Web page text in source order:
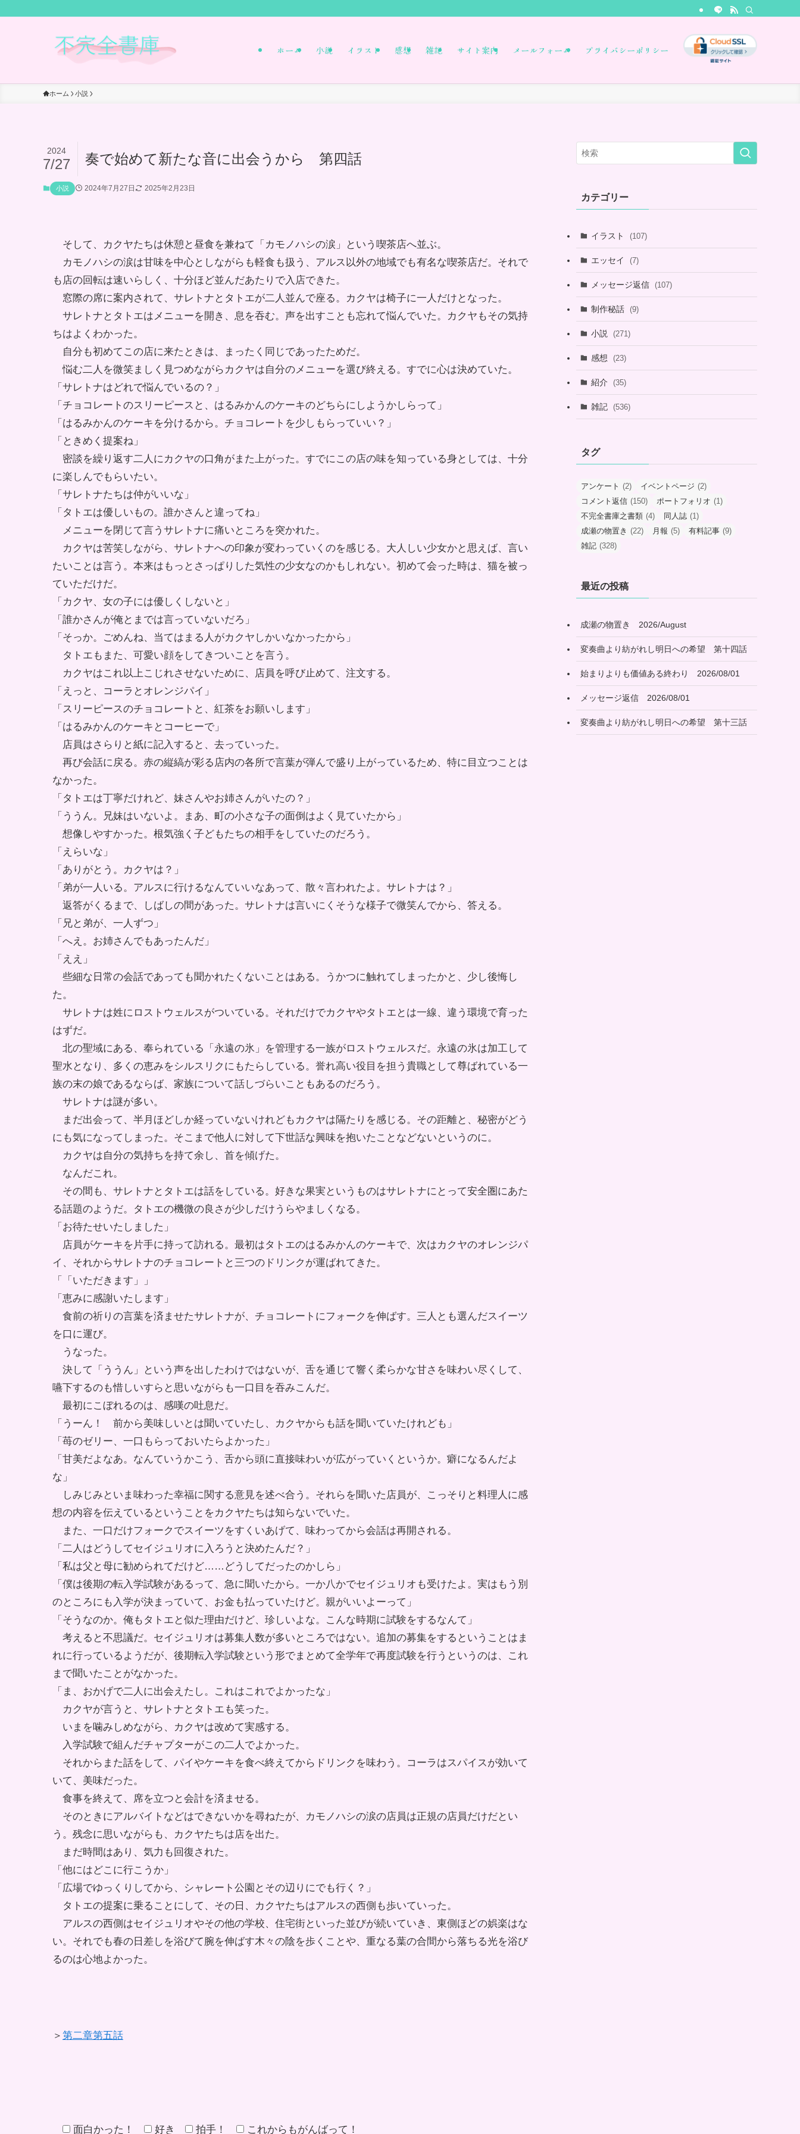
ホーム 小説 イラスト 感想 雑記 サイト案内 メールフォーム プライバシーポリシー
ホーム 小説
奏で始めて新たな音に出会うから 第四話
2024
7/27
小説 2024年7月27日 2025年2月23日
そして、カクヤたちは休憩と昼食を兼ねて「カモノハシの涙」という喫茶店へ並ぶ。
カモノハシの涙は甘味を中心としながらも軽食も扱う、アルス以外の地域でも有名な喫茶店だ。それで
も店の回転は速いらしく、十分ほど並んだあたりで入店できた。
窓際の席に案内されて、サレトナとタトエが二人並んで座る。カクヤは椅子に一人だけとなった。
サレトナとタトエはメニューを開き、息を吞む。声を出すことも忘れて悩んでいた。カクヤもその気持
ちはよくわかった。
自分も初めてこの店に来たときは、まったく同じであったためだ。
悩む二人を微笑ましく見つめながらカクヤは自分のメニューを選び終える。すでに心は決めていた。
「サレトナはどれで悩んでいるの？」
「チョコレートのスリーピースと、はるみかんのケーキのどちらにしようかしらって」
「はるみかんのケーキを分けるから。チョコレートを少しもらっていい？」
「ときめく提案ね」
密談を繰り返す二人にカクヤの口角がまた上がった。すでにこの店の味を知っている身としては、十分
に楽しんでもらいたい。
「サレトナたちは仲がいいな」
「タトエは優しいもの。誰かさんと違ってね」
メニューを閉じて言うサレトナに痛いところを突かれた。
カクヤは苦笑しながら、サレトナへの印象が変わっていくのを感じる。大人しい少女かと思えば、言い
たいことは言う。本来はもっとさっぱりした気性の少女なのかもしれない。初めて会った時は、猫を被っ
ていただけだ。
「カクヤ、女の子には優しくしないと」
「誰かさんが俺とまでは言っていないだろ」
「そっか。ごめんね、当てはまる人がカクヤしかいなかったから」
タトエもまた、可愛い顔をしてきついことを言う。
カクヤはこれ以上こじれさせないために、店員を呼び止めて、注文する。
「えっと、コーラとオレンジパイ」
「スリーピースのチョコレートと、紅茶をお願いします」
「はるみかんのケーキとコーヒーで」
店員はさらりと紙に記入すると、去っていった。
再び会話に戻る。赤の縦縞が彩る店内の各所で言葉が弾んで盛り上がっているため、特に目立つことは
なかった。
「タトエは丁寧だけれど、妹さんやお姉さんがいたの？」
「ううん。兄妹はいないよ。まあ、町の小さな子の面倒はよく見ていたから」
想像しやすかった。根気強く子どもたちの相手をしていたのだろう。
「えらいな」
「ありがとう。カクヤは？」
「弟が一人いる。アルスに行けるなんていいなあって、散々言われたよ。サレトナは？」
返答がくるまで、しばしの間があった。サレトナは言いにくそうな様子で微笑んでから、答える。
「兄と弟が、一人ずつ」
「へえ。お姉さんでもあったんだ」
「ええ」
些細な日常の会話であっても聞かれたくないことはある。うかつに触れてしまったかと、少し後悔し
た。
サレトナは姓にロストウェルスがついている。それだけでカクヤやタトエとは一線、違う環境で育った
はずだ。
北の聖域にある、奉られている「永遠の氷」を管理する一族がロストウェルスだ。永遠の氷は加工して
聖水となり、多くの恵みをシルスリクにもたらしている。誉れ高い役目を担う貴職として尊ばれている一
族の末の娘であるならば、家族について話しづらいこともあるのだろう。
サレトナは謎が多い。
まだ出会って、半月ほどしか経っていないけれどもカクヤは隔たりを感じる。その距離と、秘密がどう
にも気になってしまった。そこまで他人に対して下世話な興味を抱いたことなどないというのに。
カクヤは自分の気持ちを持て余し、首を傾げた。
なんだこれ。
その間も、サレトナとタトエは話をしている。好きな果実というものはサレトナにとって安全圏にあた
る話題のようだ。タトエの機微の良さが少しだけうらやましくなる。
「お待たせいたしました」
店員がケーキを片手に持って訪れる。最初はタトエのはるみかんのケーキで、次はカクヤのオレンジパ
イ、それからサレトナのチョコレートと三つのドリンクが運ばれてきた。
「「いただきます」」
「恵みに感謝いたします」
食前の祈りの言葉を済ませたサレトナが、チョコレートにフォークを伸ばす。三人とも選んだスイーツ
を口に運び。
うなった。
決して「ううん」という声を出したわけではないが、舌を通じて響く柔らかな甘さを味わい尽くして、
嚥下するのも惜しいすらと思いながらも一口目を吞みこんだ。
最初にこぼれるのは、感嘆の吐息だ。
「うーん！ 前から美味しいとは聞いていたし、カクヤからも話を聞いていたけれども」
「苺のゼリー、一口もらっておいたらよかった」
「甘美だよなあ。なんていうかこう、舌から頭に直接味わいが広がっていくというか。癖になるんだよ
な」
しみじみといま味わった幸福に関する意見を述べ合う。それらを聞いた店員が、こっそりと料理人に感
想の内容を伝えているということをカクヤたちは知らないでいた。
また、一口だけフォークでスイーツをすくいあげて、味わってから会話は再開される。
「二人はどうしてセイジュリオに入ろうと決めたんだ？」
「私は父と母に勧められてだけど……どうしてだったのかしら」
「僕は後期の転入学試験があるって、急に聞いたから。一か八かでセイジュリオも受けたよ。実はもう別
のところにも入学が決まっていて、お金も払っていたけど。親がいいよーって」
「そうなのか。俺もタトエと似た理由だけど、珍しいよな。こんな時期に試験をするなんて」
考えると不思議だ。セイジュリオは募集人数が多いところではない。追加の募集をするということはま
れに行っているようだが、後期転入学試験という形でまとめて全学年で再度試験を行うというのは、これ
まで聞いたことがなかった。
「ま、おかげで二人に出会えたし。これはこれでよかったな」
カクヤが言うと、サレトナとタトエも笑った。
いまを噛みしめながら、カクヤは改めて実感する。
入学試験で組んだチャプターがこの二人でよかった。
それからまた話をして、パイやケーキを食べ終えてからドリンクを味わう。コーラはスパイスが効いて
いて、美味だった。
食事を終えて、席を立つと会計を済ませる。
そのときにアルバイトなどはできないかを尋ねたが、カモノハシの涙の店員は正規の店員だけだとい
う。残念に思いながらも、カクヤたちは店を出た。
まだ時間はあり、気力も回復された。
「他にはどこに行こうか」
「広場でゆっくりしてから、シャレート公園とその辺りにでも行く？」
タトエの提案に乗ることにして、その日、カクヤたちはアルスの西側も歩いていった。
アルスの西側はセイジュリオやその他の学校、住宅街といった並びが続いていき、東側ほどの娯楽はな
い。それでも春の日差しを浴びて腕を伸ばす木々の陰を歩くことや、重なる葉の合間から落ちる光を浴び
るのは心地よかった。
＞ 第二章第五話
面白かった！ 好き 拍手！ これからもがんばって！
カテゴリー
イラスト (107)
エッセイ (7)
メッセージ返信 (107)
制作秘話 (9)
小説 (271)
感想 (23)
紹介 (35)
雑記 (536)
タグ
アンケート (2) イベントページ (2)
コメント返信 (150) ポートフォリオ (1)
不完全書庫之書類 (4) 同人誌 (1)
成瀬の物置き (22) 月報 (5) 有料記事 (9)
雑記 (328)
最近の投稿
成瀬の物置き 2026/August
変奏曲より紡がれし明日への希望 第十四話
始まりよりも価値ある終わり 2026/08/01
メッセージ返信 2026/08/01
変奏曲より紡がれし明日への希望 第十三話